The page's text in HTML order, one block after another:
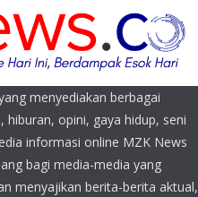
menyediakan berbagai
opini, gaya hidup, seni
informasi online MZK News
bagi media-media yang
menyajikan berita-berita aktual,